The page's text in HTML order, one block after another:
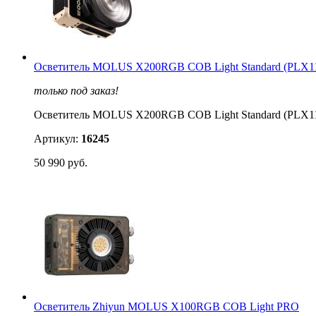
Осветитель MOLUS X200RGB COB Light Standard
только под заказ!
Осветитель MOLUS X200RGB COB Light Standard
Артикул: 16245
50 990 руб.
Осветитель Zhiyun MOLUS X100RGB COB Light PRO